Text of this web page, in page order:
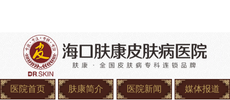
医院首页 肤康简介 医院新闻 媒体报道